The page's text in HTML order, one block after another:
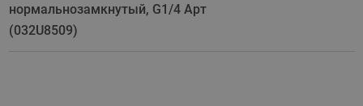
нормальнозамкнутый, G1/4 Арт
(032U8509)